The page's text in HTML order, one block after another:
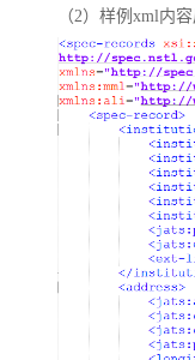
（2）样例xml内